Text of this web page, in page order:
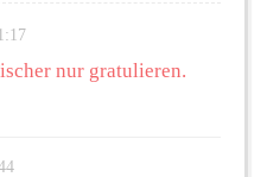
nur gratulieren.